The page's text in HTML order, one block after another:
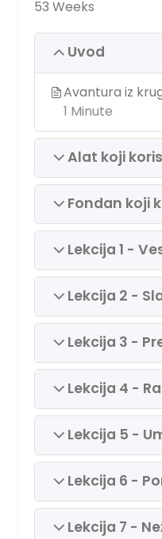
53 Weeks
Uvod
Avantura iz
1 Minute
Alat koji
Fondan koji
Lekcija 1 -
Lekcija 2 -
Lekcija 3 -
Lekcija 4 -
Lekcija 5 -
Lekcija 6 -
Lekcija 7 -